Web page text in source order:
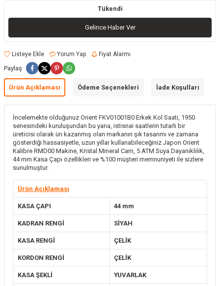
Tükendi
Gelince Haber Ver
Listeye Ekle Yorum Yap Fiyat Alarmı
Paylaş
Ürün Açıklaması Ödeme Seçenekleri İade Koşulları
İncelemekte olduğunuz Orient FKV01001B0 Erkek Kol Saati, 1950
senesindeki kuruluşundan bu yana, istisnai saatlerin tutarlı bir
üreticisi olarak ün kazanmış olan markanın şık tasarımı ve zamana
gösterdiği hassasiyetle, uzun yıllar kullanabileceğiniz Japon Orient
Kalibre RMD00 Makine, Kristal Mineral Cam, 5 ATM Suya Dayanıklılık,
44 mm Kasa Çapı özellikleri ve %100 müşteri memnuniyeti ile sizlere
sunulmuştur.
Ürün Açıklaması
KASA ÇAPI 44 mm
KADRAN RENGİ SİYAH
KASA RENGİ ÇELİK
KORDON RENGİ ÇELİK
KASA ŞEKLİ YUVARLAK